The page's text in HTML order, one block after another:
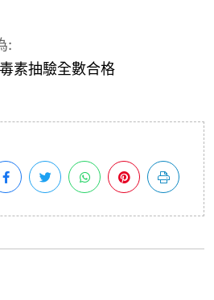
:
素抽驗全數合格